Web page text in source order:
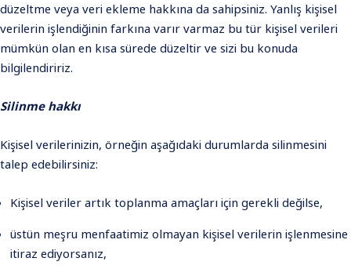
düzeltme veya veri ekleme hakkına da sahipsiniz. Yanlış kişisel
verilerin işlendiğinin farkına varır varmaz bu tür kişisel verileri
mümkün olan en kısa sürede düzeltir ve sizi bu konuda
bilgilendiririz.
Silinme hakkı
Kişisel verilerinizin, örneğin aşağıdaki durumlarda silinmesini
talep edebilirsiniz:
Kişisel veriler artık toplanma amaçları için gerekli değilse,
üstün meşru menfaatimiz olmayan kişisel verilerin işlenmesine
itiraz ediyorsanız,